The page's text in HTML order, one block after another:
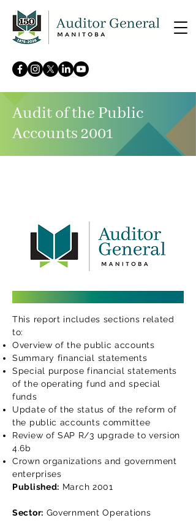
Audit of the Public
Accounts 2001
This report includes sections related
to:
Overview of the public accounts
Summary financial statements
Special purpose financial statements
of the operating fund and special
funds
Update of the status of the reform of
the public accounts committee
Review of SAP R/3 upgrade to version
4.6b
Crown organizations and government
enterprises
Published: March 2001
Sector: Government Operations